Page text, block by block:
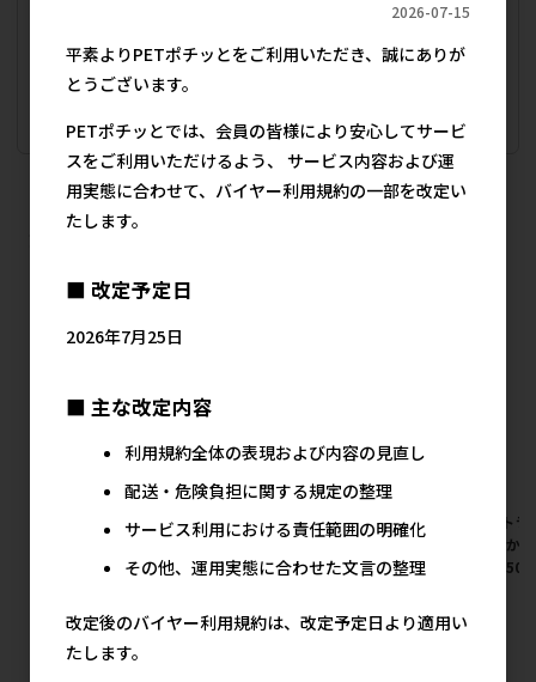
販売価格
（単価 × 入数）
会員のみ公開
ログインしてください
犬用フード スタンダードドライ･半生 小
袋･箱1kg未満の人気商品
[ドギーマンハヤシ]まいにちで
るでるごはん 皮膚･被毛とお腹
の健康ケア 200g【イチオシ】
355円
[ドギーマンハヤシ]まいにちで
るでるごはん お腹の健康ケア
食物繊維プラス 200g【イチオ
メーカー希望小売価格
[ペット
肪 1歳か
2026-07-15
平素よりPETポチッとをご利用いただき、誠にありが
とうございます。
PETポチッとでは、会員の皆様により安心してサービ
スをご利用いただけるよう、 サービス内容および運
用実態に合わせて、バイヤー利用規約の一部を改定い
たします。
■ 改定予定日
2026年7月25日
■ 主な改定内容
利用規約全体の表現および内容の見直し
配送・危険負担に関する規定の整理
サービス利用における責任範囲の明確化
その他、運用実態に合わせた文言の整理
改定後のバイヤー利用規約は、改定予定日より適用い
たします。